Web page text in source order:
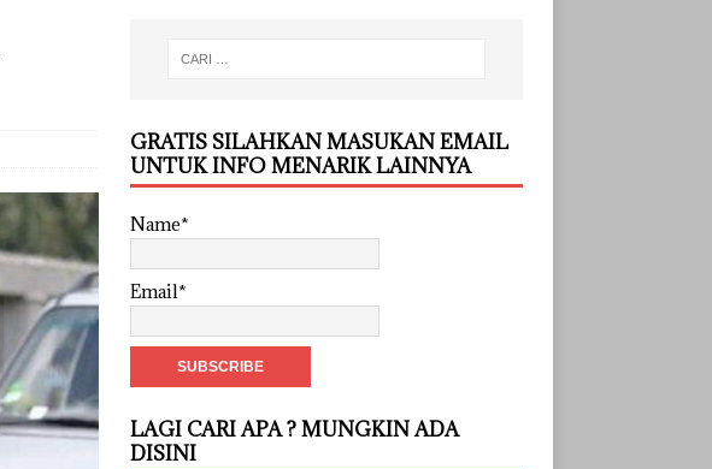
GRATIS SILAHKAN MASUKAN EMAIL
UNTUK INFO MENARIK LAINNYA
Name*
Email*
LAGI CARI APA ? MUNGKIN ADA
DISINI